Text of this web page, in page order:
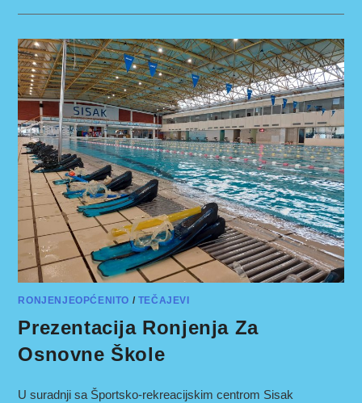
GRADA
RONJENJEOPĆENITO / TEČAJEVI
Prezentacija Ronjenja Za
Osnovne Škole
U suradnji sa Športsko-rekreacijskim centrom Sisak